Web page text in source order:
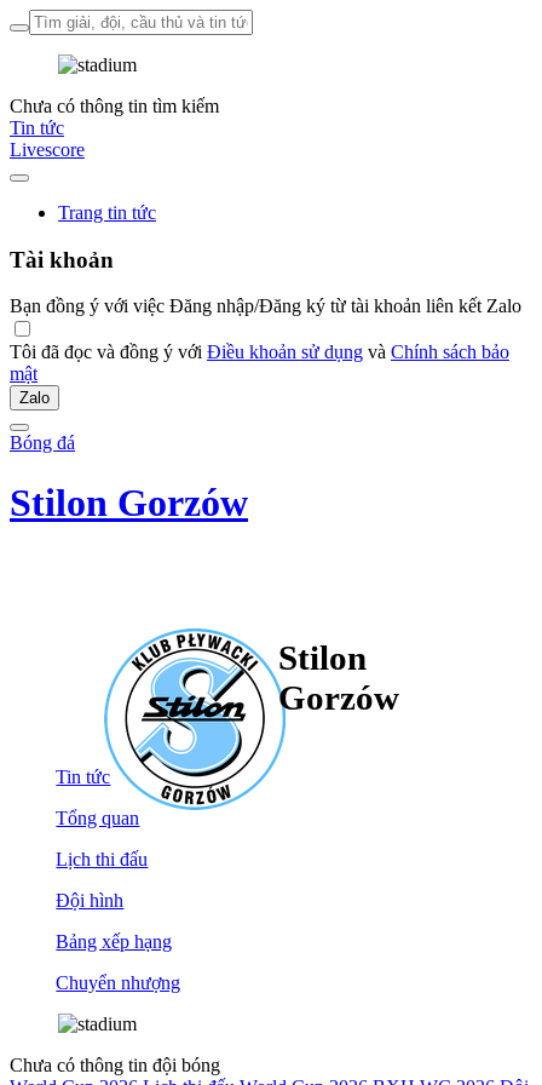
Chưa có thông tin tìm kiếm
Tin tức
Livescore
Trang tin tức
Tài khoản
Bạn đồng ý với việc Đăng nhập/Đăng ký từ tài khoản liên kết Zalo
Tôi đã đọc và đồng ý với Điều khoản sử dụng và Chính sách bảo
mật
Zalo
Bóng đá
Stilon Gorzów
Stilon
Gorzów
Tin tức
Tổng quan
Lịch thi đấu
Đội hình
Bảng xếp hạng
Chuyển nhượng
Chưa có thông tin đội bóng